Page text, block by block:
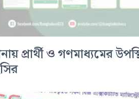
প্রার্থী ও গণমাধ্যমের